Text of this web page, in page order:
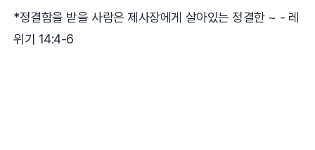
*정결함을 받을 사람은 제사장에게 살아있는 정결한 ~ - 레
위기 14:4-6